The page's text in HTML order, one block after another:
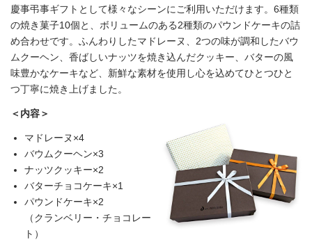
慶事弔事ギフトとして様々なシーンにご利用いただけます。6種類
の焼き菓子10個と、ボリュームのある2種類のパウンドケーキの詰
め合わせです。ふんわりしたマドレーヌ、2つの味が調和したバウ
ムクーヘン、香ばしいナッツを焼き込んだクッキー、バターの風
味豊かなケーキなど、新鮮な素材を使用し心を込めてひとつひと
つ丁寧に焼き上げました。
＜内容＞
マドレーヌ×4
バウムクーヘン×3
ナッツクッキー×2
バターチョコケーキ×1
パウンドケーキ×2
（クランベリー・チョコレー
ト）